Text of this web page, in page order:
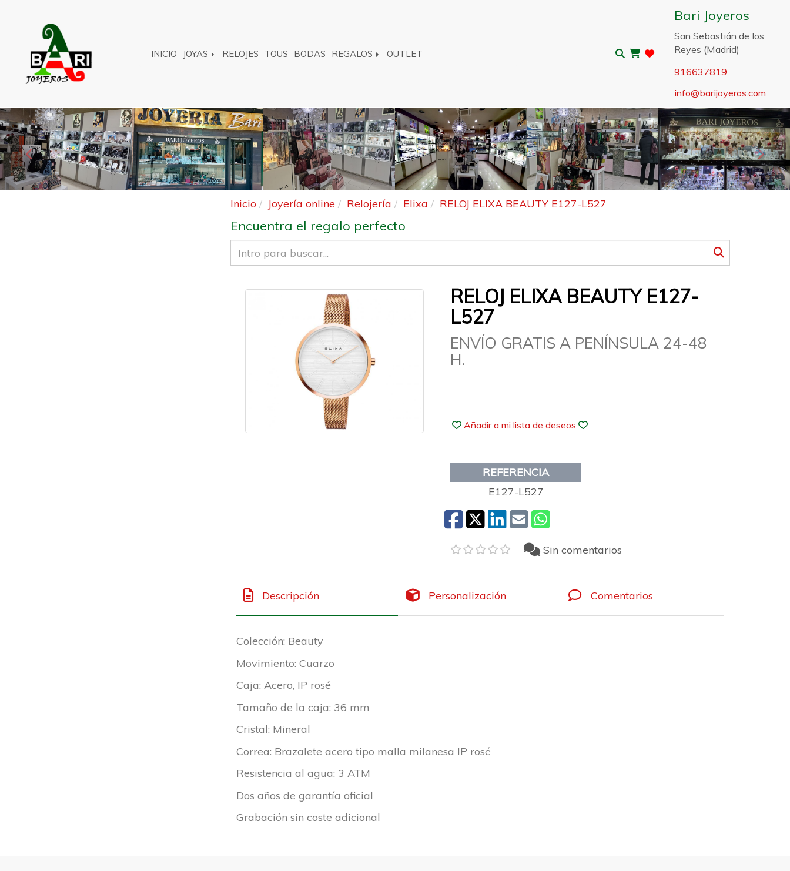
INICIO JOYAS RELOJES TOUS BODAS REGALOS OUTLET
Bari Joyeros
San Sebastián de los
Reyes (Madrid)
916637819
info
barijoyeros.com
Anterior
Inicio Joyería online Relojería Elixa RELOJ ELIXA BEAUTY E127-L527
Encuentra el regalo perfecto
RELOJ ELIXA BEAUTY E127-
L527
ENVÍO GRATIS A PENÍNSULA 24-48
H.
Añadir a mi lista de deseos
REFERENCIA
E127-L527
Sin comentarios
Descripción Personalización Comentarios
Colección: Beauty
Movimiento: Cuarzo
Caja: Acero, IP rosé
Tamaño de la caja: 36 mm
Cristal: Mineral
Correa: Brazalete acero tipo malla milanesa IP rosé
Resistencia al agua: 3 ATM
Dos años de garantía oficial
Grabación sin coste adicional